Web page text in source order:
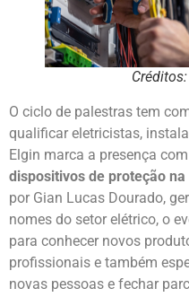
O ciclo de palestras tem
qualificar eletricistas,
Elgin marca a presença
dispositivos de proteção
por Gian Lucas Dourado,
nomes do setor elétrico, o
para conhecer novos
profissionais e também
novas pessoas e fechar